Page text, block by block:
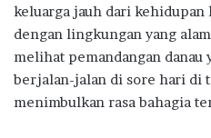
keluarga jauh dari kehidupan
dengan lingkungan yang
melihat pemandangan danau
berjalan-jalan di sore hari di
menimbulkan rasa bahagia